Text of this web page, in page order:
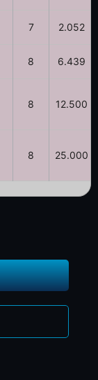
7 2.052
8 6.439
8 12.500
8 25.000